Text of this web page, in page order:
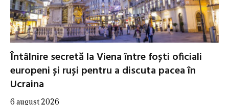
Întâlnire secretă la Viena între foști oficiali
europeni și ruși pentru a discuta pacea în
Ucraina
6 august 2026